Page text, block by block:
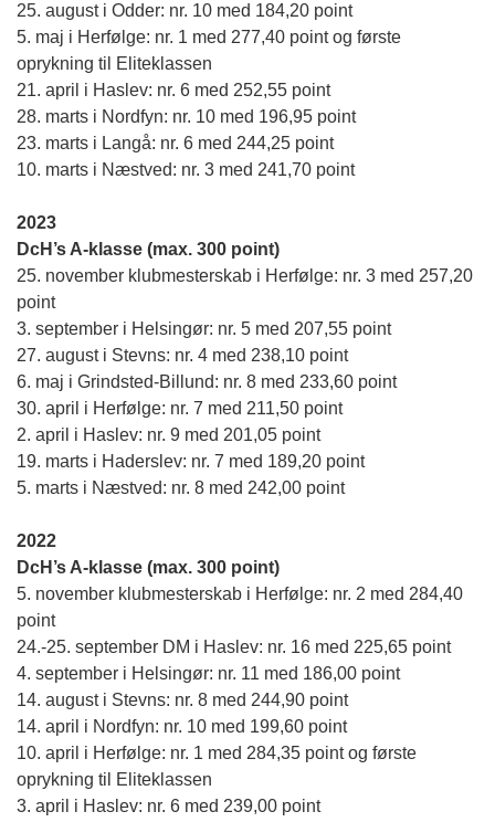
25. august i Odder: nr. 10 med 184,20 point
5. maj i Herfølge: nr. 1 med 277,40 point og første
oprykning til Eliteklassen
21. april i Haslev: nr. 6 med 252,55 point
28. marts i Nordfyn: nr. 10 med 196,95 point
23. marts i Langå: nr. 6 med 244,25 point
10. marts i Næstved: nr. 3 med 241,70 point
2023
DcH’s A-klasse (max. 300 point)
25. november klubmesterskab i Herfølge: nr. 3 med 257,20
point
3. september i Helsingør: nr. 5 med 207,55 point
27. august i Stevns: nr. 4 med 238,10 point
6. maj i Grindsted-Billund: nr. 8 med 233,60 point
30. april i Herfølge: nr. 7 med 211,50 point
2. april i Haslev: nr. 9 med 201,05 point
19. marts i Haderslev: nr. 7 med 189,20 point
5. marts i Næstved: nr. 8 med 242,00 point
2022
DcH’s A-klasse (max. 300 point)
5. november klubmesterskab i Herfølge: nr. 2 med 284,40
point
24.-25. september DM i Haslev: nr. 16 med 225,65 point
4. september i Helsingør: nr. 11 med 186,00 point
14. august i Stevns: nr. 8 med 244,90 point
14. april i Nordfyn: nr. 10 med 199,60 point
10. april i Herfølge: nr. 1 med 284,35 point og første
oprykning til Eliteklassen
3. april i Haslev: nr. 6 med 239,00 point